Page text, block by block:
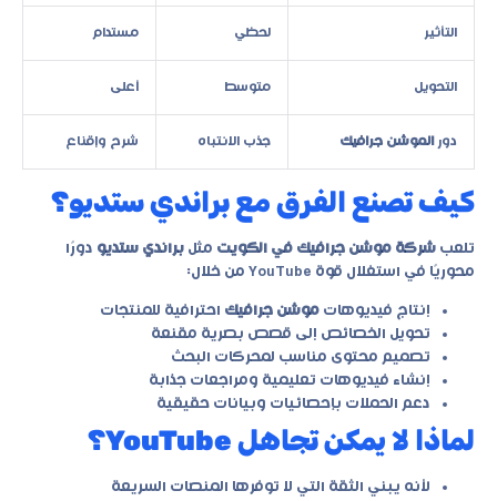
التأثير لحظي مستدام
التحويل متوسط أعلى
دورالموشن جرافيك جذب الانتباه شرح وإقناع
كيف تصنع الفرق مع براندي ستديو؟
تلعب شركة موشن جرافيك في الكويت مثل براندي ستديو دورًا
محوريًا في استغلال قوة YouTube من خلال:
إنتاج فيديوهات موشن جرافيك احترافية للمنتجات
تحويل الخصائص إلى قصص بصرية مقنعة
تصميم محتوى مناسب لمحركات البحث
إنشاء فيديوهات تعليمية ومراجعات جذابة
دعم الحملات بإحصائيات وبيانات حقيقية
لماذا لا يمكن تجاهل YouTube؟
لأنه يبني الثقة التي لا توفرها المنصات السريعة